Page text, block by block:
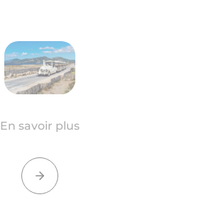
En savoir plus